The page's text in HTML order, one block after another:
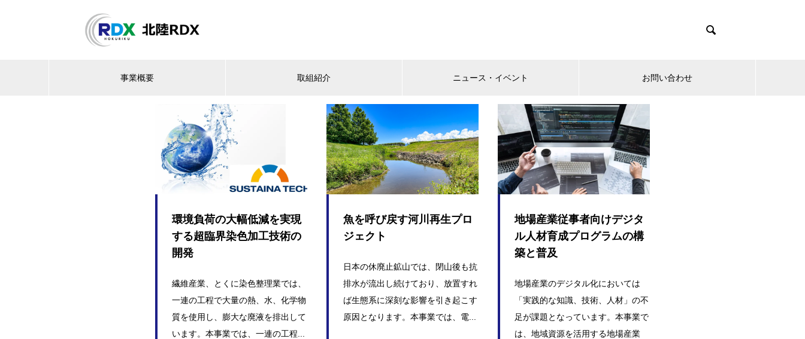

事業概要 取組紹介 ニュース・イベント お問い合わせ
環境負荷の大幅低減を実現
する超臨界染色加工技術の
開発
繊維産業、とくに染色整理業では、
一連の工程で大量の熱、水、化学物
質を使用し、膨大な廃液を排出して
います。本事業では、一連の工程...
魚を呼び戻す河川再生プロ
ジェクト
日本の休廃止鉱山では、閉山後も抗
排水が流出し続けており、放置すれ
ば生態系に深刻な影響を引き起こす
原因となります。本事業では、電...
地場産業従事者向けデジタ
ル人材育成プログラムの構
築と普及
地場産業のデジタル化においては
「実践的な知識、技術、人材」の不
足が課題となっています。本事業で
は、地域資源を活用する地場産業